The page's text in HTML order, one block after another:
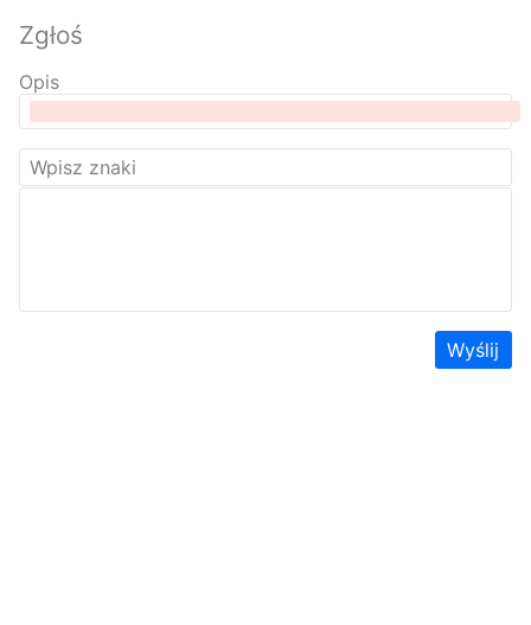
Zgłoś
Opis
Wyślij